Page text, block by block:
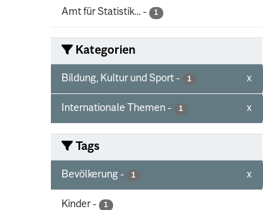
Amt für Statistik... - 1
Kategorien
Bildung, Kultur und Sport - 1 x
Internationale Themen - 1 x
Tags
Bevölkerung - 1 x
Kinder - 1